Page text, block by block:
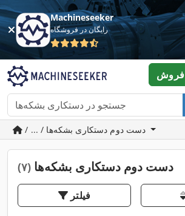
Machineseeker
رایگان در فروشگاه
فروش
دست دوم دستکاری بشکه‌ها (۷)
فیلتر